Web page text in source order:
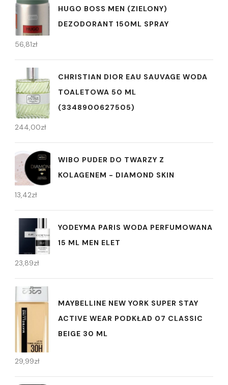
HUGO BOSS MEN (ZIELONY)
DEZODORANT 150ML SPRAY
56,81zł
CHRISTIAN DIOR EAU SAUVAGE WODA
TOALETOWA 50 ML
(3348900627505)
244,00zł
WIBO PUDER DO TWARZY Z
KOLAGENEM - DIAMOND SKIN
13,42zł
YODEYMA PARIS WODA PERFUMOWANA
15 ML MEN ELET
23,89zł
MAYBELLINE NEW YORK SUPER STAY
ACTIVE WEAR PODKŁAD 07 CLASSIC
BEIGE 30 ML
29,99zł